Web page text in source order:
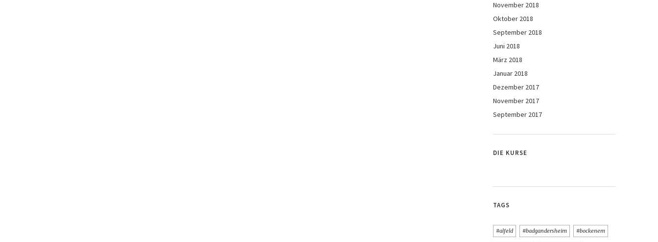
November 2018
Oktober 2018
September 2018
Juni 2018
März 2018
Januar 2018
Dezember 2017
November 2017
September 2017
DIE KURSE
TAGS
#alfeld #badgandersheim #bockenem